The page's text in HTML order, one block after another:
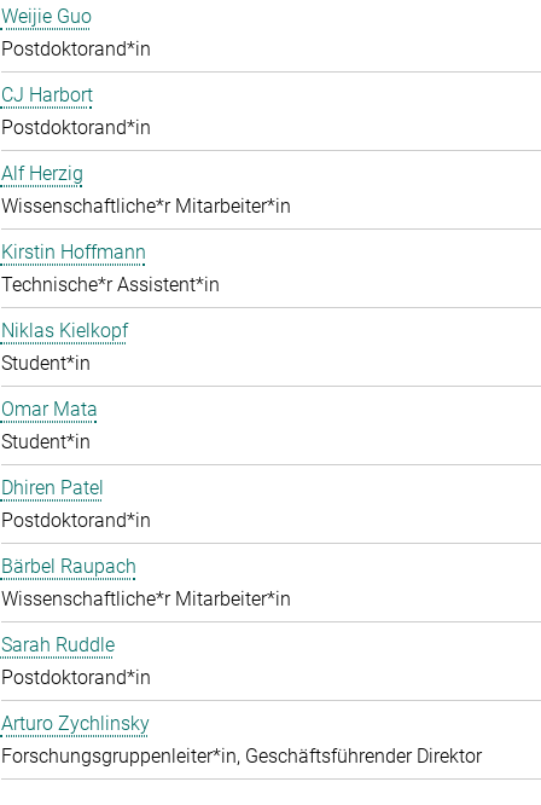
Weijie Guo
Postdoktorand*in
CJ Harbort
Postdoktorand*in
Alf Herzig
Wissenschaftliche*r Mitarbeiter*in
Kirstin Hoffmann
Technische*r Assistent*in
Niklas Kielkopf
Student*in
Omar Mata
Student*in
Dhiren Patel
Postdoktorand*in
Bärbel Raupach
Wissenschaftliche*r Mitarbeiter*in
Sarah Ruddle
Postdoktorand*in
Arturo Zychlinsky
Forschungsgruppenleiter*in, Geschäftsführender Direktor